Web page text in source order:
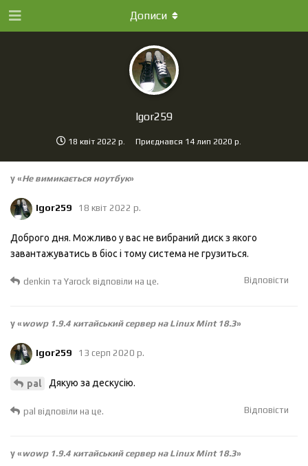
Igor259
18 квiт 2022 р. Приєднався 14 лип 2020 р.
Дописи
у «Не вимикається ноутбук»
Igor259 18 квiт 2022 р.
Доброго дня. Можливо у вас не вибраний диск з якого
завантажуватись в біос і тому система не грузиться.
Відповісти
denkin та Yarock відповіли на це.
у «wowp 1.9.4 китайський сервер на Linux Mint 18.3»
Igor259 13 серп 2020 р.
pal Дякую за дескусію.
Відповісти
pal відповіли на це.
у «wowp 1.9.4 китайський сервер на Linux Mint 18.3»